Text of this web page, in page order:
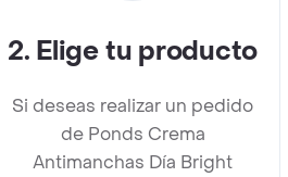
2. Elige tu producto
Si deseas realizar un pedido
de Ponds Crema
Antimanchas Día Bright